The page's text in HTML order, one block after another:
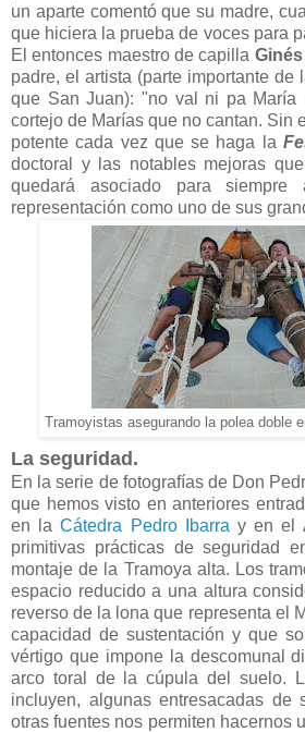
un aparte comentó que su madre,
que hiciera la prueba de voces para
El entonces maestro de capilla
padre, el artista (parte importante de
que San Juan): "no val ni pa María
cortejo de Marías que no cantan. Sin
potente cada vez que se haga la
doctoral y las notables mejoras
quedará asociado para
representación como uno de sus
Tramoyistas asegurando la polea doble
La seguridad.
En la serie de fotografías de Don
que hemos visto en anteriores
en laCátedra Pedro Ibarra y en el
primitivas prácticas de seguridad
montaje de la Tramoya alta. Los
espacio reducido a una altura
reverso de la lona que representa el
capacidad de sustentación y que
vértigo que impone la descomunal
arco toral de la cúpula del suelo.
incluyen, algunas entresacadas de
otras fuentes nos permiten hacernos